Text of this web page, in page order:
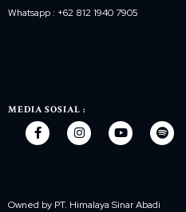
Whatsapp : +62 812 1940 7905
MEDIA SOSIAL :
Owned by PT. Himalaya Sinar Abadi